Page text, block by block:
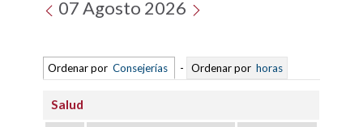
07 Agosto 2026
Ordenar por Consejerías - Ordenar por horas
Salud